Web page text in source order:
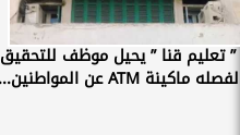
” تعليم قنا ” يحيل موظف للتحقيق
لفصله ماكينة ATM عن المواطنين...